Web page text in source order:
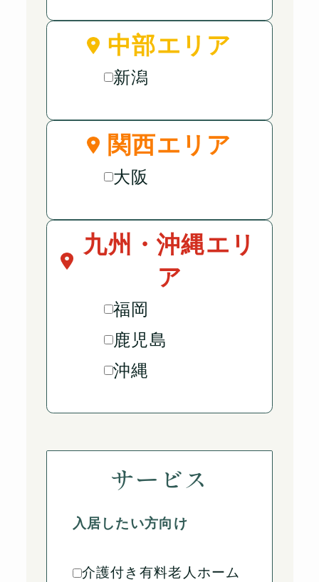
九州・沖縄エリ
ア
福岡
鹿児島
沖縄
関西エリア
大阪
中部エリア
新潟
サービス
入居したい方向け
介護付き有料老人ホーム